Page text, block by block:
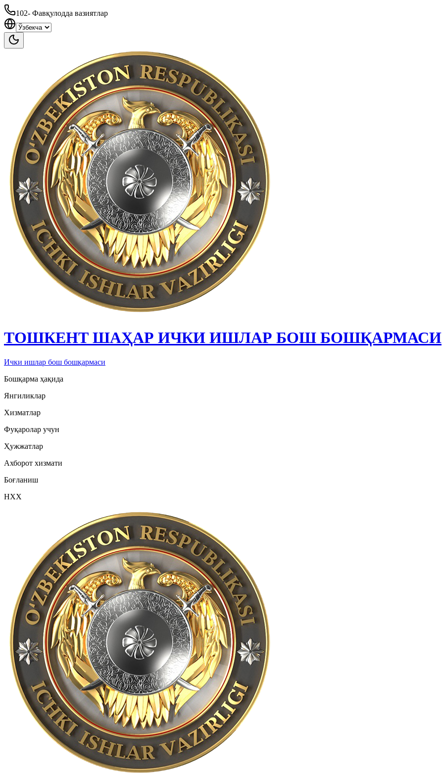
102- Фавқулодда вазиятлар
ТОШКЕНТ ШАҲАР ИЧКИ ИШЛАР БОШ БОШҚАРМАСИ
Ички ишлар бош бошқармаси
Бошқарма ҳақида
Янгиликлар
Хизматлар
Фуқаролар учун
Ҳужжатлар
Ахборот хизмати
Боғланиш
НХХ